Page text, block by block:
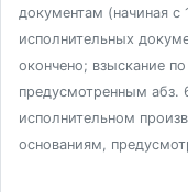
документам (начиная
исполнительных
окончено; взыскание
предусмотренным абз.
исполнительном
основаниям,